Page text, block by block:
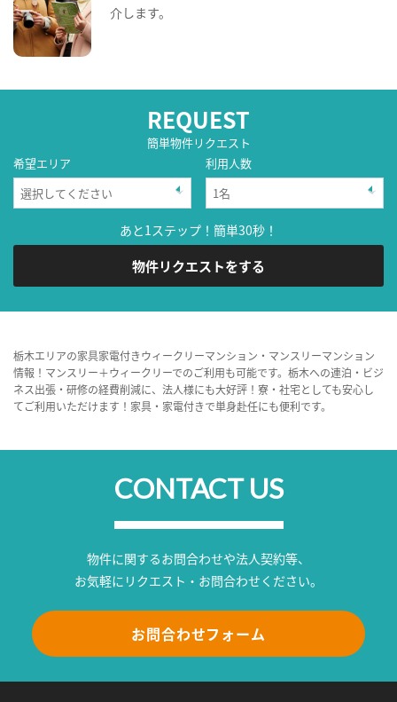
介します。
REQUEST
簡単物件リクエスト
希望エリア
利用人数
あと1ステップ！簡単30秒！
物件リクエストをする
栃木エリアの家具家電付きウィークリーマンション・マンスリーマンション
情報！マンスリー＋ウィークリーでのご利用も可能です。栃木への連泊・ビジ
ネス出張・研修の経費削減に、法人様にも大好評！寮・社宅としても安心し
てご利用いただけます！家具・家電付きで単身赴任にも便利です。
CONTACT US
物件に関するお問合わせや法人契約等、
お気軽にリクエスト・お問合わせください。
お問合わせフォーム